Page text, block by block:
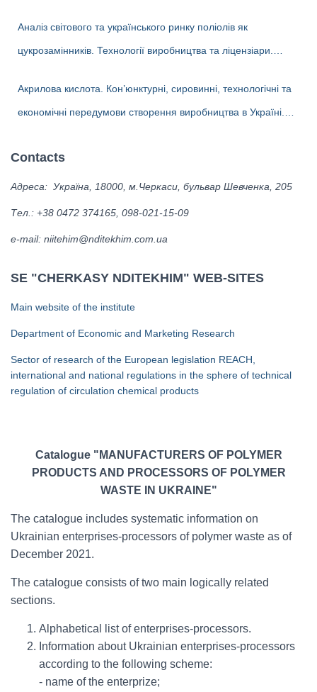
Аналіз світового та українського ринку поліолів як
цукрозамінників. Технології виробництва та ліцензіари.
Україні
Акрилова кислота. Кон’юнктурні, сировинні, технологічні та
економічні передумови створення виробництва в Україні.
ліцензіари.
Contacts
Адреса: Україна, 18000, м.Черкаси, бульвар Шевченка, 205
Тел.: +38 0472 374165, 098-021-15-09
е-mail: niitehim@nditekhim.com.ua
SE "CHERKASY NDITEKHIM" WEB-SITES
Main website of the institute
Department of Economic and Marketing Research
Sector of research of the European legislation REACH,
international and national regulations in the sphere of technical
regulation of circulation chemical products
Catalogue "MANUFACTURERS OF POLYMER
PRODUCTS AND PROCESSORS OF POLYMER
WASTE IN UKRAINE"
The catalogue includes systematic information on
Ukrainian enterprises-processors of polymer waste as of
December 2021.
The catalogue consists of two main logically related
sections.
Alphabetical list of enterprises-processors.
Information about Ukrainian enterprises-processors
according to the following scheme:
- name of the enterprize;